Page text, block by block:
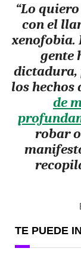
“Lo
con el
xenofobia.
gente
dictadura,
los hechos
de
robar
TE PUEDE